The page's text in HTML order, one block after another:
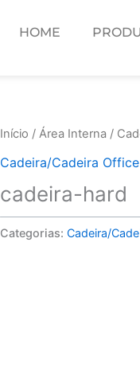
HOME
Início / Área Interna /
Cadeira/Cadeira Office
cadeira-hard
Categorias: Cadeira/